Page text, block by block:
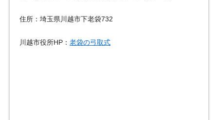
住所：埼玉県川越市下老袋732
川越市役所HP： 老袋の弓取式